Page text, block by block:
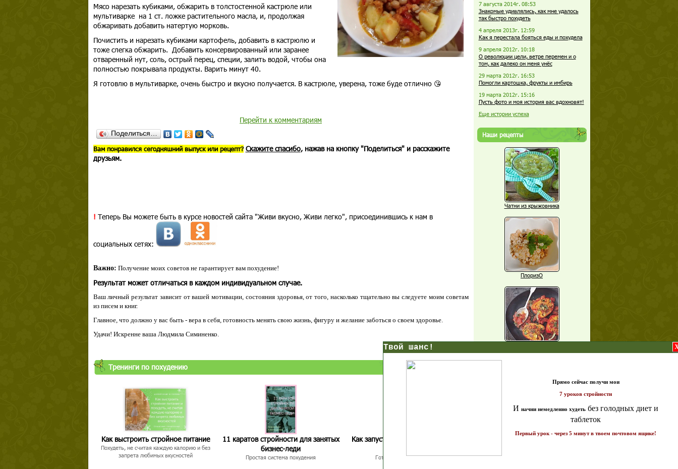
Мясо нарезать кубиками, обжарить в толстостенной кастрюле или
мультиварке на 1 ст. ложке растительного масла, и, продолжая
обжаривать добавить натертую морковь.
Почистить и нарезать кубиками картофель, добавить в кастрюлю и
тоже слегка обжарить. Добавить консервированный или заранее
отваренный нут, соль, острый перец, специи, залить водой, чтобы она
полностью покрывала продукты. Варить минут 40.
Я готовлю в мультиварке, очень быстро и вкусно получается. В кастрюле, уверена, тоже буде отлично 😘
Перейти к комментариям
Поделиться…
Вам понравился сегодняшний выпуск или рецепт? Скажите спасибо, нажав на кнопку "Поделиться" и расскажите
друзьям.
! Теперь Вы можете быть в курсе новостей сайта "Живи вкусно, Живи легко", присоединившись к нам в
социальных сетях:
Важно: Получение моих советов не гарантирует вам похудение!
Результат может отличаться в каждом индивидуальном случае.
Ваш личный результат зависит от вашей мотивации, состояния здоровья, от того, насколько тщательно вы следуете моим советам
из писем и книг.
Главное, что должно у вас быть - вера в себя, готовность менять свою жизнь, фигуру и желание заботься о своем здоровье.
Удачи! Искренне ваша Людмила Симиненко.
Тренинги по похудению
Как выстроить стройное питание
Похудеть, не считая каждую калорию и без
запрета любимых вкусностей
11 каратов стройности для занятых
бизнес-леди
Простая система похудения
Как запустить жиросжигание за 7
Готовый план-сценарий
7 августа 2014г. 08:53
Знакомые удивлялись, как мне удалось
так быстро похудеть
4 апреля 2013г. 12:59
Как я перестала бояться еды и похудела
9 апреля 2012г. 10:18
О революции цели, ветре перемен и о
том, как далеко он меня унёс
29 марта 2012г. 16:53
Помогли картошка, фрукты и имбирь
19 марта 2012г. 15:16
Пусть фото и моя история вас вдохновят!
Еще истории успеха
Наши рецепты
Чатни из крыжовника
ПлоризО
Рагу из баклажанов с нутом